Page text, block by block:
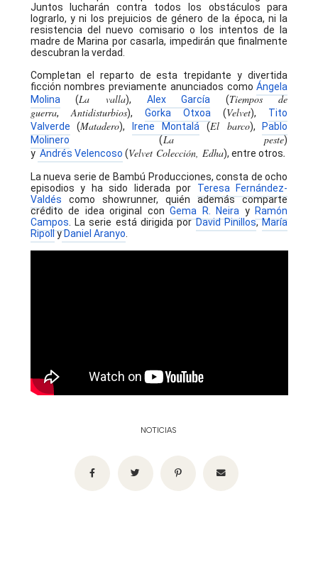
Juntos lucharán contra todos los obstáculos para
lograrlo, y ni los prejuicios de género de la época, ni la
resistencia del nuevo comisario o los intentos de la
madre de Marina por casarla, impedirán que finalmente
descubran la verdad.
Completan el reparto de esta trepidante y divertida
ficción nombres previamente anunciados comoÁngela
Molina (La valla), Alex García (Tiempos de
guerra, Antidisturbios), GorkaOtxoa (Velvet), Tito
Valverde (Matadero), Irene Montalá (El barco), Pablo
Molinero (La peste)
y Andrés Velencoso (VelvetColección, Edha), entre otros.
La nueva serie de Bambú Producciones, consta de ocho
episodios y ha sido liderada por Teresa Fernández-
Valdés como showrunner, quién además comparte
crédito de idea original conGema R. Neira y Ramón
Campos . La serie está dirigida porDavid Pinillos,María
RipollyDaniel Aranyo
NOTICIAS